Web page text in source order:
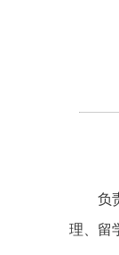
负责
理、留